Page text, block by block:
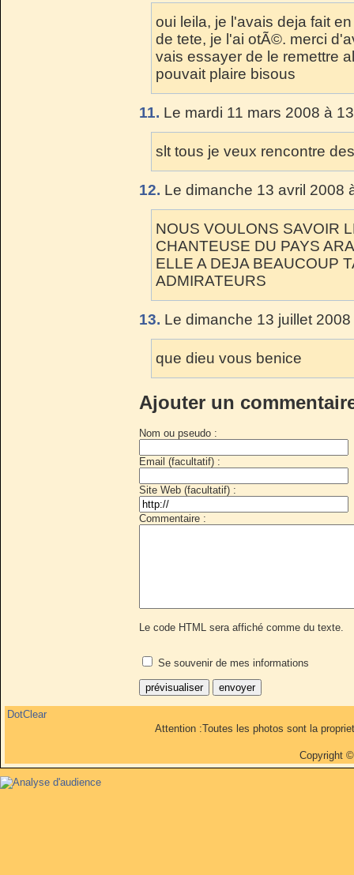
oui leila, je l'avais deja fait
de tete, je l'ai otÃ©. merci
vais essayer de le remettre
pouvait plaire bisous
11. Le mardi 11 mars 2008 à
slt tous je veux rencontre
12. Le dimanche 13 avril 2008
NOUS VOULONS SAVOIR
CHANTEUSE DU PAYS
ELLE A DEJA BEAUCOUP
ADMIRATEURS
13. Le dimanche 13 juillet
que dieu vous benice
Ajouter un
Nom ou pseudo :
Email (facultatif) :
Site Web (facultatif) :
Commentaire :
Le code HTML sera affiché comme du texte.
Se souvenir de mes informations
DotClear
Attention :Toutes les photos sont la
Copyright